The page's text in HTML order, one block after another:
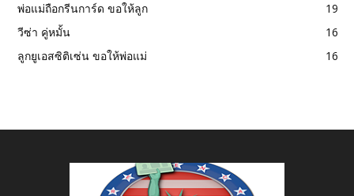
พ่อแม่ถือกรีนการ์ด ขอให้ลูก
19
วีซ่า คู่หมั้น
16
ลูกยูเอสซิติเซ่น ขอให้พ่อแม่
16